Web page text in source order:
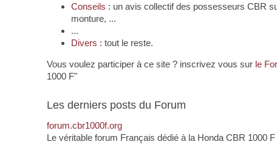
Conseils : un avis collectif des possesseurs CBR
monture, ...
...
Divers : tout le reste.
Vous voulez participer à ce site ? inscrivez vous sur le
1000 F"
Les derniers posts du Forum
forum.cbr1000f.org
Le véritable forum Français dédié à la Honda CBR 1000 F